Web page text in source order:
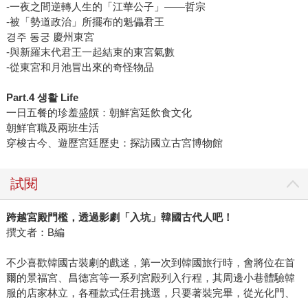
-一夜之間逆轉人生的「江華公子」——哲宗
-被「勢道政治」所擺布的魁儡君王
경주 동궁 慶州東宮
-與新羅末代君王一起結束的東宮氣數
-從東宮和月池冒出來的奇怪物品
Part.4 생활 Life
一日五餐的珍羞盛饌：朝鮮宮廷飲食文化
朝鮮官職及兩班生活
穿梭古今、遊歷宮廷歷史：探訪國立古宮博物館
試閱
跨越宮殿門檻，透過影劇「入坑」韓國古代人吧！
撰文者：B編
不少喜歡韓國古裝劇的戲迷，第一次到韓國旅行時，會將位在首
爾的景福宮、昌德宮等一系列宮殿列入行程，其周邊小巷體驗韓
服的店家林立，各種款式任君挑選，只要著裝完畢，從光化門、